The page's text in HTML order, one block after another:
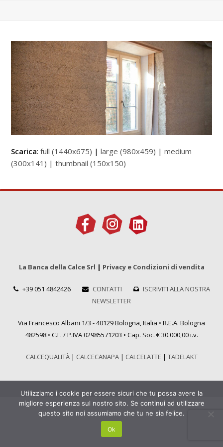
Scarica:full (1440x675) |large (980x459) |medium
(300x141) |thumbnail (150x150)
La Banca della Calce Srl | Privacy e Condizioni di vendita
+39 051 4842426 CONTATTI
ISCRIVITI ALLA NOSTRA
NEWSLETTER
Via Francesco Albani 1/3 - 40129 Bologna, Italia • R.E.A. Bologna
482598 • C.F. / P.IVA 02985571203 • Cap. Soc. € 30.000,00 i.v.
CALCEQUALITÀ| CALCECANAPA| CALCELATTE | TADELAKT
Utilizziamo i cookie per essere sicuri che tu possa avere la
migliore esperienza sul nostro sito. Se continui ad utilizzare
questo sito noi assumiamo che tu ne sia felice.
Ok